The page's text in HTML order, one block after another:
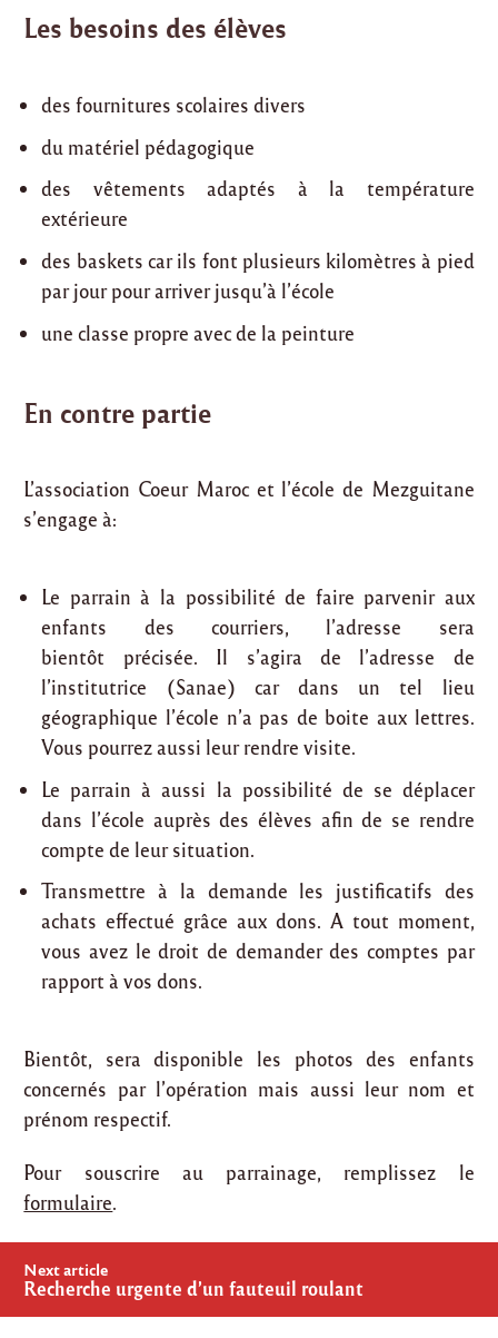
Les besoins des élèves
des fournitures scolaires divers
du matériel pédagogique
des vêtements adaptés à la température
extérieure
des baskets car ils font plusieurs kilomètres à pied
par jour pour arriver jusqu’à l’école
une classe propre avec de la peinture
En contre partie
L’association Coeur Maroc et l’école de Mezguitane
s’engage à:
Le parrain à la possibilité de faire parvenir aux
enfants des courriers, l’adresse sera
bientôt précisée. Il s’agira de l’adresse de
l’institutrice (Sanae) car dans un tel lieu
géographique l’école n’a pas de boite aux lettres.
Vous pourrez aussi leur rendre visite.
Le parrain à aussi la possibilité de se déplacer
dans l’école auprès des élèves afin de se rendre
compte de leur situation.
Transmettre à la demande les justificatifs des
achats effectué grâce aux dons. A tout moment,
vous avez le droit de demander des comptes par
rapport à vos dons.
Bientôt, sera disponible les photos des enfants
concernés par l’opération mais aussi leur nom et
prénom respectif.
Pour souscrire au parrainage, remplissez le
formulaire.
Post
navigation
Next article
Recherche urgente d’un fauteuil roulant